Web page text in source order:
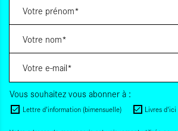
Vous souhaitez vous abonner à :
Lettre d'information (bimensuelle) Livres d'ici